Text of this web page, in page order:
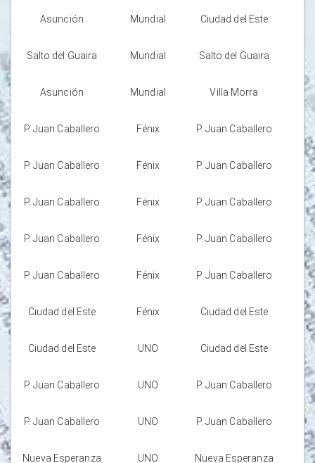
Asunción Mundial Ciudad del Este
Salto del Guaira Mundial Salto del Guaira
Asunción Mundial Villa Morra
P. Juan Caballero Fénix P. Juan Caballero
P. Juan Caballero Fénix P. Juan Caballero
P. Juan Caballero Fénix P. Juan Caballero
P. Juan Caballero Fénix P. Juan Caballero
P. Juan Caballero Fénix P. Juan Caballero
Ciudad del Este Fénix Ciudad del Este
Ciudad del Este UNO Ciudad del Este
P. Juan Caballero UNO P. Juan Caballero
P. Juan Caballero UNO P. Juan Caballero
Nueva Esperanza UNO Nueva Esperanza